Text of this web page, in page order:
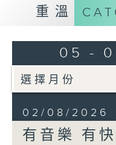
重溫
05 -
02/08/2026
有音樂 有